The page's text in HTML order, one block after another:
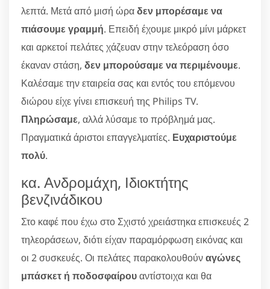
λεπτά. Μετά από μισή ώραδεν μπορέσαμε να
πιάσουμε γραμμή. Επειδή έχουμε μικρό μίνι μάρκετ
και αρκετοί πελάτες χάζευαν στην τελεόραση όσο
έκαναν στάση, δεν μπορούσαμε να περιμένουμε.
Καλέσαμε την εταιρεία σας και εντός του επόμενου
διώρου είχε γίνει επισκευή της Philips TV.
Πληρώσαμε, αλλά λύσαμε το πρόβλημά μας.
Πραγματικά άριστοι επαγγελματίες. Ευχαριστούμε
πολύ.
κα. Ανδρομάχη, Ιδιοκτήτης
βενζινάδικου
Στο καφέ που έχω στο Σχιστό χρειάστηκα επισκευές 2
τηλεοράσεων, διότι είχαν παραμόρφωση εικόνας και
οι 2 συσκευές. Οι πελάτες παρακολουθούναγώνες
μπάσκετ ή ποδοσφαίρουαντίστοιχα και θα